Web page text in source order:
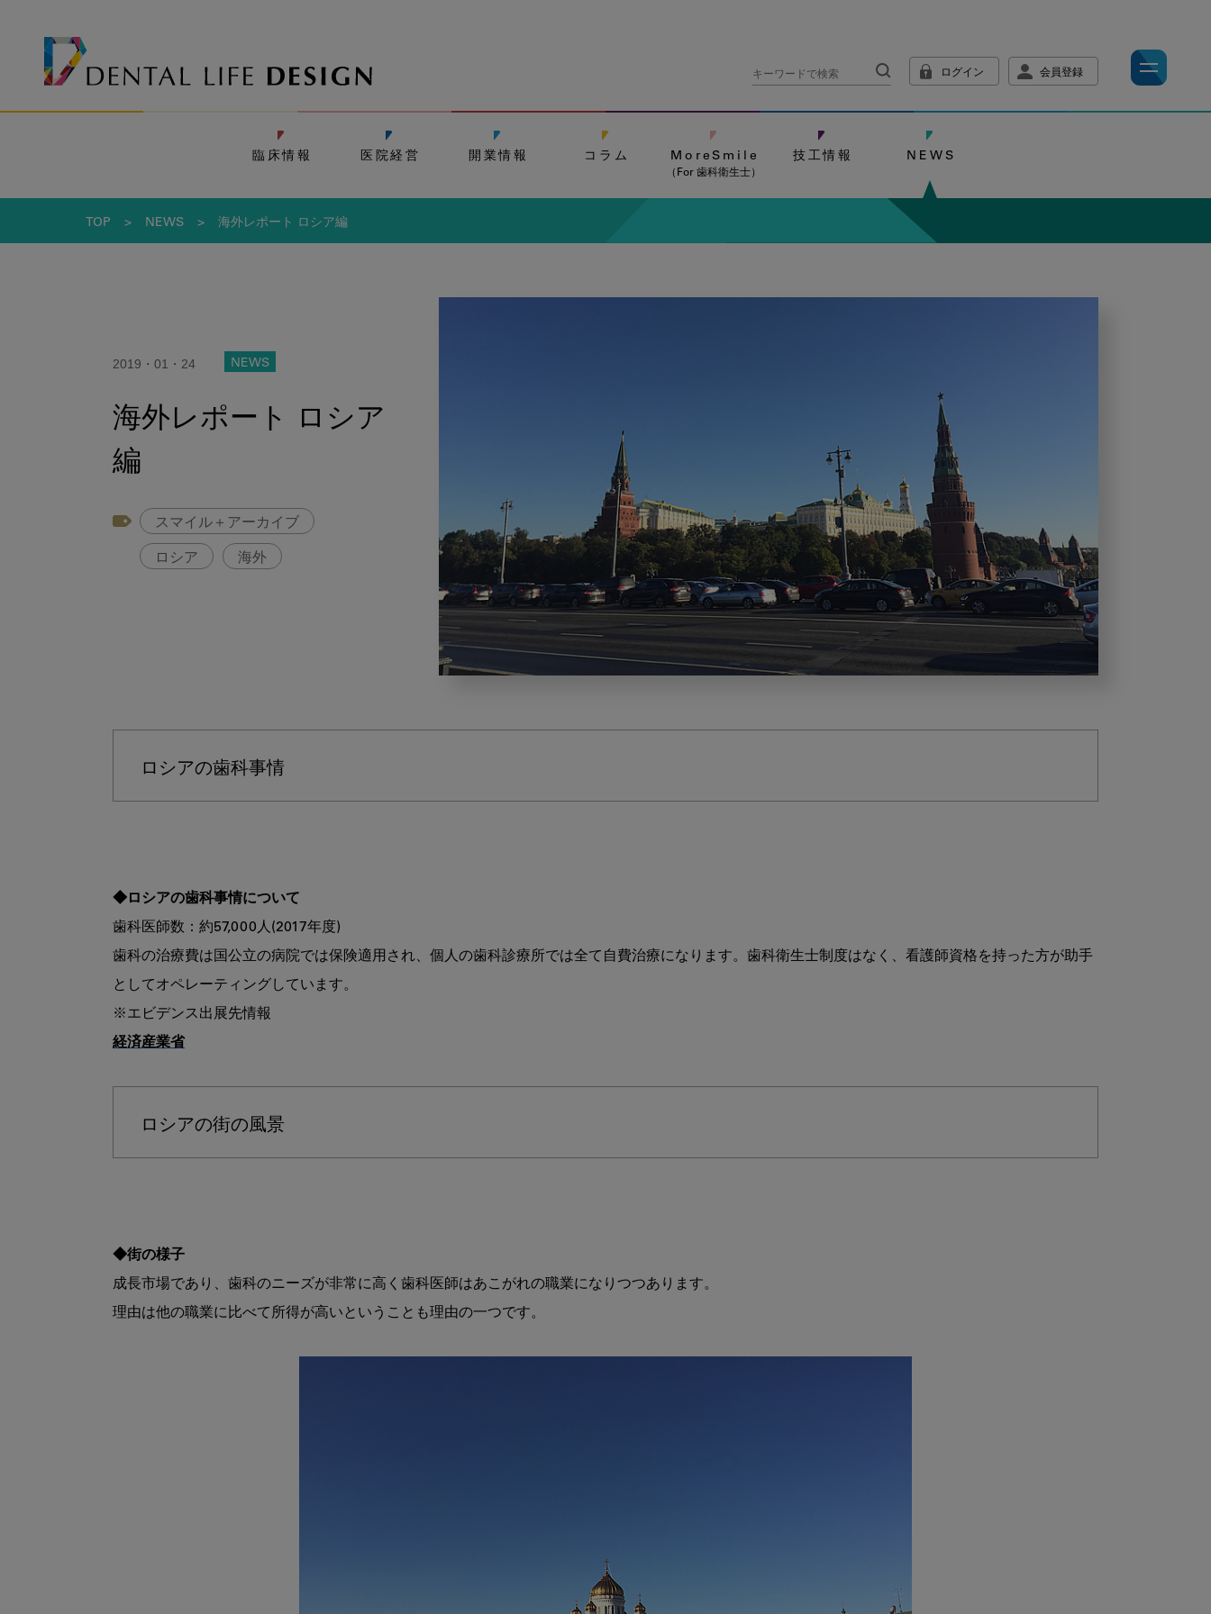
ログイン 会員登録
臨床情報 医院経営 開業情報 コラム MoreSmile
（For 歯科衛生士）
技工情報 NEWS
TOP > NEWS > 海外レポート ロシア編
2019・01・24 NEWS
海外レポート ロシア
編
スマイル＋アーカイブ
ロシア 海外
ロ
ロシアの歯科事情
◆ロシアの歯科事情について
歯科医師数：約57,000人(2017年度)
歯科の治療費は国公立の病院では保険適用され、個人の歯科診療所では全て自費治療になります。歯科衛生士制度はなく、看護師資格を持った方が助手
としてオペレーティングしています。
経済産業省
ロシアの街の風景
◆街の様子
成長市場であり、歯科のニーズが非常に高く歯科医師はあこがれの職業になりつつあります。
理由は他の職業に比べて所得が高いということも理由の一つです。